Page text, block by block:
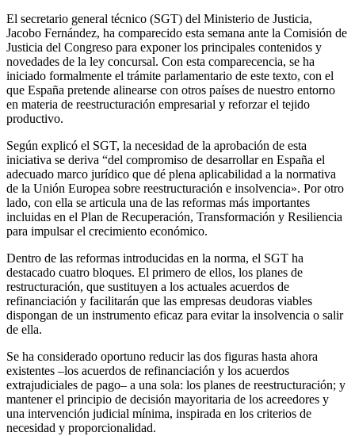
El secretario general técnico (SGT) del Ministerio de Justicia,
Jacobo Fernández, ha comparecido esta semana ante la Comisión de
Justicia del Congreso para exponer los principales contenidos y
novedades de la ley concursal. Con esta comparecencia, se ha
iniciado formalmente el trámite parlamentario de este texto, con el
que España pretende alinearse con otros países de nuestro entorno
en materia de reestructuración empresarial y reforzar el tejido
productivo.
Según explicó el SGT, la necesidad de la aprobación de esta
iniciativa se deriva “del compromiso de desarrollar en España el
adecuado marco jurídico que dé plena aplicabilidad a la normativa
de la Unión Europea sobre reestructuración e insolvencia». Por otro
lado, con ella se articula una de las reformas más importantes
incluidas en el Plan de Recuperación, Transformación y Resiliencia
para impulsar el crecimiento económico.
Dentro de las reformas introducidas en la norma, el SGT ha
destacado cuatro bloques. El primero de ellos, los planes de
restructuración, que sustituyen a los actuales acuerdos de
refinanciación y facilitarán que las empresas deudoras viables
dispongan de un instrumento eficaz para evitar la insolvencia o salir
de ella.
Se ha considerado oportuno reducir las dos figuras hasta ahora
existentes –los acuerdos de refinanciación y los acuerdos
extrajudiciales de pago– a una sola: los planes de reestructuración; y
mantener el principio de decisión mayoritaria de los acreedores y
una intervención judicial mínima, inspirada en los criterios de
necesidad y proporcionalidad.